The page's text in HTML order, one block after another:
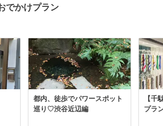
でかけプラン
都内、徒歩でパワースポット
巡り♡渋谷近辺編
【千
プラ